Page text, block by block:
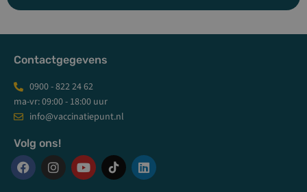
Contactgegevens
0900 - 822 24 62
ma-vr: 09:00 - 18:00 uur
info@vaccinatiepunt.nl
Volg ons!
F I Y L